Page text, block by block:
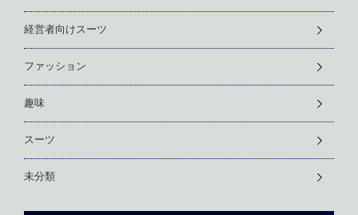
経営者向けスーツ
ファッション
趣味
スーツ
未分類